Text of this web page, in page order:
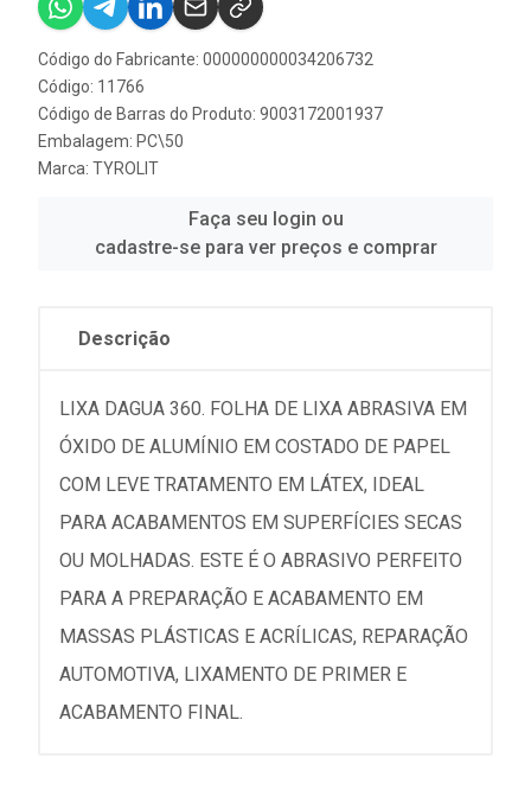
Código do Fabricante: 000000000034206732
Código: 11766
Código de Barras do Produto: 9003172001937
Embalagem: PC\50
Marca: TYROLIT
Faça seu login ou
cadastre-se para ver preços e comprar
Descrição
LIXA DAGUA 360. FOLHA DE LIXA ABRASIVA EM
ÓXIDO DE ALUMÍNIO EM COSTADO DE PAPEL
COM LEVE TRATAMENTO EM LÁTEX, IDEAL
PARA ACABAMENTOS EM SUPERFÍCIES SECAS
OU MOLHADAS. ESTE É O ABRASIVO PERFEITO
PARA A PREPARAÇÃO E ACABAMENTO EM
MASSAS PLÁSTICAS E ACRÍLICAS, REPARAÇÃO
AUTOMOTIVA, LIXAMENTO DE PRIMER E
ACABAMENTO FINAL.